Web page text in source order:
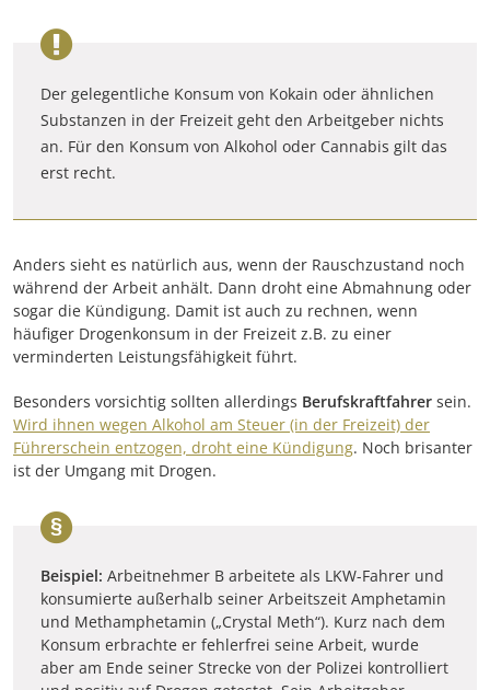
Der gelegentliche Konsum von Kokain oder ähnlichen
Substanzen in der Freizeit geht den Arbeitgeber nichts
an. Für den Konsum von Alkohol oder Cannabis gilt das
erst recht.
Anders sieht es natürlich aus, wenn der Rauschzustand noch
während der Arbeit anhält. Dann droht eine Abmahnung oder
sogar die Kündigung. Damit ist auch zu rechnen, wenn
häufiger Drogenkonsum in der Freizeit z.B. zu einer
verminderten Leistungsfähigkeit führt.
Besonders vorsichtig sollten allerdings Berufskraftfahrer sein.
Wird ihnen wegen Alkohol am Steuer (in der Freizeit) der
Führerschein entzogen, droht eine Kündigung. Noch brisanter
ist der Umgang mit Drogen.
Beispiel: Arbeitnehmer B arbeitete als LKW-Fahrer und
konsumierte außerhalb seiner Arbeitszeit Amphetamin
und Methamphetamin („Crystal Meth“). Kurz nach dem
Konsum erbrachte er fehlerfrei seine Arbeit, wurde
aber am Ende seiner Strecke von der Polizei kontrolliert